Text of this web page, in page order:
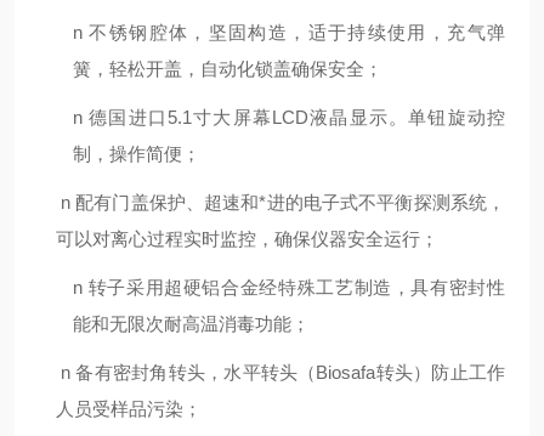
n不锈钢腔体，坚固构造，适于持续使用，充气弹
簧，轻松开盖，自动化锁盖确保安全；
n德国进口 5.1寸大屏幕LCD液晶显示。单钮旋动控
制，操作简便；
n配有门盖保护、超速和*进的电子式不平衡探测系统，
可以对离心过程实时监控，确保仪器安全运行；
n 转子采用超硬铝合金经特殊工艺制造，具有密封性
能和无限次耐高温消毒功能；
n备有密封角转头，水平转头（Biosafa转头）防止工作
人员受样品污染；